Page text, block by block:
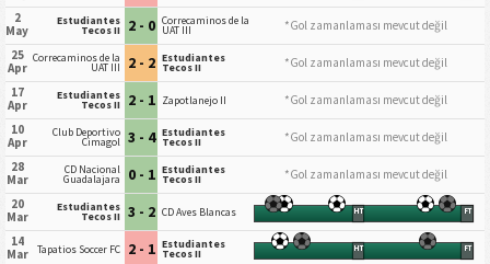
2
May
Estudiantes
Tecos II 2 - 0 Correcaminos de la
UAT III
*Gol zamanlaması mevcut değil
25
Apr
Correcaminos de la
UAT III 2 - 2 Estudiantes
Tecos II
*Gol zamanlaması mevcut değil
17
Apr
Estudiantes
Tecos II 2 - 1 Zapotlanejo II
*Gol zamanlaması mevcut değil
10
Apr
Club Deportivo
Cimagol 3 - 4 Estudiantes
Tecos II
*Gol zamanlaması mevcut değil
28
Mar
CD Nacional
Guadalajara 0 - 1 Estudiantes
Tecos II
*Gol zamanlaması mevcut değil
20
Mar
Estudiantes
Tecos II 3 - 2 CD Aves Blancas HT FT
14
Mar
Tapatios Soccer FC 2 - 1 Estudiantes
Tecos II HT FT